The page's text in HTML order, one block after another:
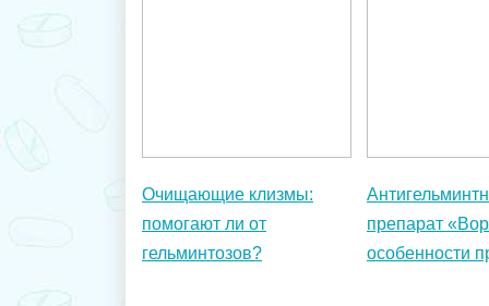
Очищающие клизмы:
помогают ли от
гельминтозов?
препарат
особенности